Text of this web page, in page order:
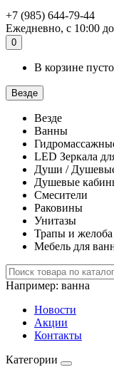
+7 (985) 644-79-44
Ежедневно, с 10:00
0
В корзине
Везде
Везде
Ванны
LED Зеркала
Души /
Душевые
Смесители
Раковины
Унитазы
Трапы и
Мебель для
Например: ванна
Новости
Акции
Контакты
Категории